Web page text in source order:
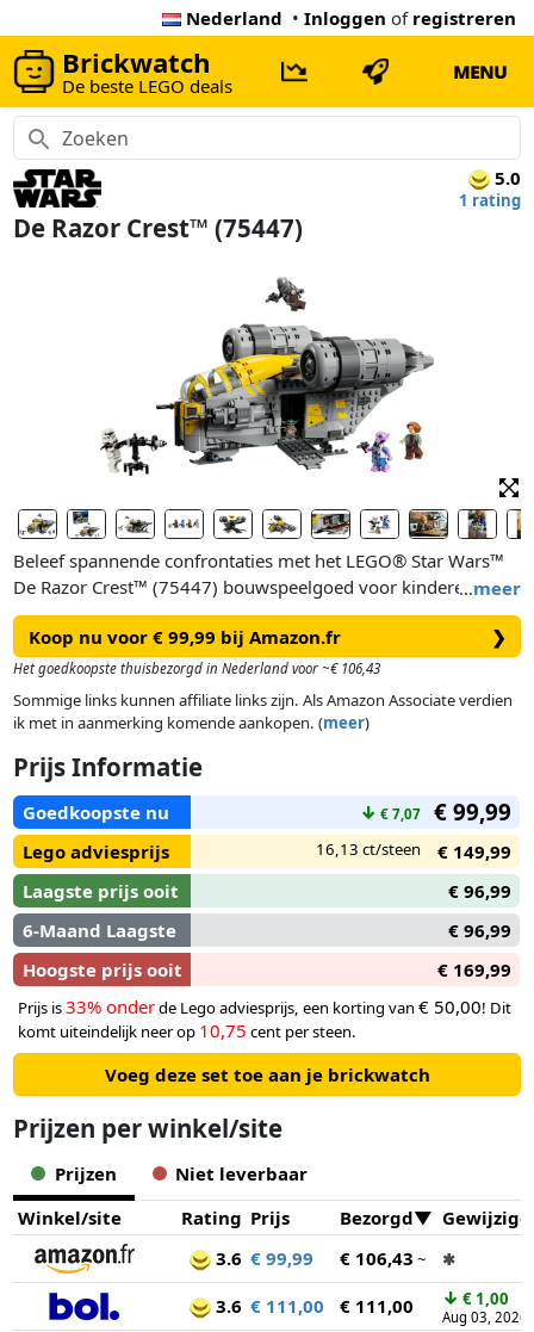
Nederland • Inloggen of registreren
Brickwatch
De beste LEGO deals
MENU
5.0
1 rating
De Razor Crest™ (75447)
…meer
Beleef spannende confrontaties met het LEGO® Star Wars™
De Razor Crest™ (75447) bouwspeelgoed voor kinderen.
Bouw het bekende ruimteschip na met het ontwerp en de
opvallende kleuren uit Star Wars: De Mandalorian en
Grogu™. Dit Star Wars voertuig is eenvoudig toegankelijk
voor urenlang speelplezier met de LEGO minifiguren van de
Mandalorian, kolonel Ward, Zeb Orrelios en een Imperial
dak van de cockpit op, open de zijpanelen om toegang
tekrijgen tot de motor en het laadruim en klap de
laadkleppen naar beneden.
Dit coole cadeau voor jongens, meisjes en fans van Star
Wars: De Mandalorian en Grogu vanaf 10 jaar bevat ook de
Sentry E-Web blaster van de Stormtrooper, het jetpack van de
Mandalorian en andere accessoires om creatief spelen te
stimuleren.
Koop nu voor € 99,99 bij Amazon.fr ❯
Het goedkoopste thuisbezorgd in Nederland voor ~€ 106,43
Sommige links kunnen affiliate links zijn. Als Amazon Associate verdien
ik met in aanmerking komende aankopen. (meer)
Prijs Informatie
Goedkoopste nu ↓ € 7,07 € 99,99
Lego adviesprijs 16,13 ct/steen
€ 149,99
Laagste prijs ooit
€ 96,99
6-Maand Laagste
€ 96,99
Hoogste prijs ooit
€ 169,99
Prijs is33% onderde Lego adviesprijs, een korting van € 50,00! Dit
komt uiteindelijk neer op 10,75 cent per steen.
Voeg deze set toe aan je brickwatch
Prijzen per winkel/site
Prijzen
Niet leverbaar
Winkel/site
Rating Prijs Bezorgd
Gewijzigd
3.6 € 99,99 € 106,43 ~ ✱
3.6 € 111,00 € 111,00 ↓ € 1,00
Aug 03, 2026